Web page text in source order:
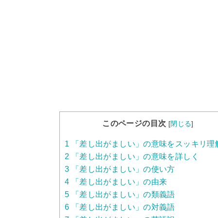
このページの目次 [閉じる]
1 「差し出がましい」の意味をスッキリ理
2 「差し出がましい」の意味を詳しく
3 「差し出がましい」の使い方
4 「差し出がましい」の由来
5 「差し出がましい」の類義語
6 「差し出がましい」の対義語